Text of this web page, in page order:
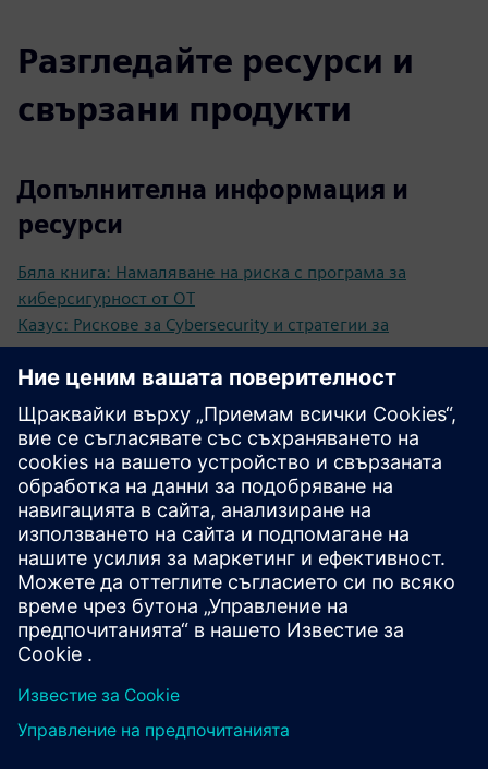
Разгледайте ресурси и
свързани продукти
Допълнителна информация и
ресурси
Бяла книга: Намаляване на риска с програма за
киберсигурност от OT
Казус: Рискове за Cybersecurity и стратегии за
превенция за операциите на пивоварната
Казус: Сертифициране на ИТ Security за продукти и
Solutions за автоматизация като конкурентно
предимство
Предпоставки
Култура на намаляване на риска и проактивно
разработване на решения
Сътрудничество между ИТ и OT екипи
Разбиране на разликата в гледните точки между ИТ и
OT сигурността